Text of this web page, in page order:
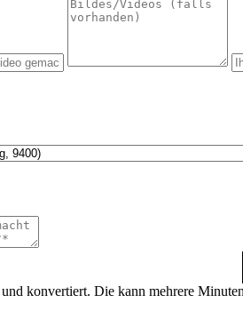
konvertiert. Die kann mehrere